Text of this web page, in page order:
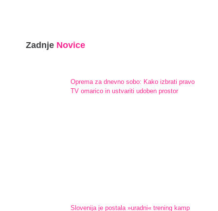
Zadnje Novice
Oprema za dnevno sobo: Kako izbrati pravo
TV omarico in ustvariti udoben prostor
Slovenija je postala »uradni« trening kamp